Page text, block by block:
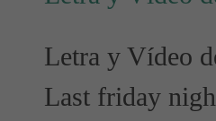
Letra y Vídeo
Last friday